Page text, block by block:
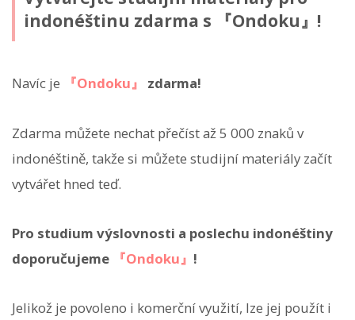
indonéštinu zdarma s 『Ondoku』!
Navíc je 『Ondoku』 zdarma!
Zdarma můžete nechat přečíst až 5 000 znaků v
indonéštině, takže si můžete studijní materiály začít
vytvářet hned teď.
Pro studium výslovnosti a poslechu indonéštiny
doporučujeme
『Ondoku』 !
Jelikož je povoleno i komerční využití, lze jej použít i